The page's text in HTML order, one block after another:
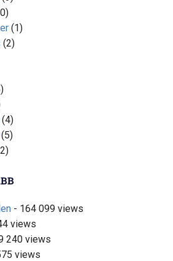
(1)
(2)
- 164 099 views
views
240 views
views